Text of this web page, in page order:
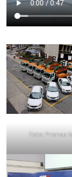
Foto: Prensa